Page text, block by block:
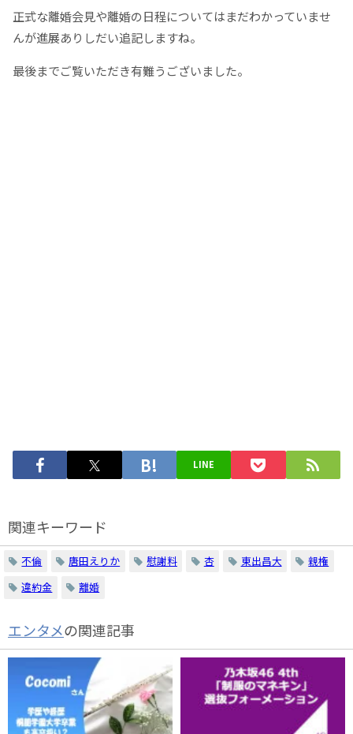
正式な離婚会見や離婚の日程についてはまだわかっていませ
んが進展ありしだい追記しますね。
最後までご覧いただき有難うございました。
LINE
関連キーワード
不倫 唐田えりか 慰謝料 杏 東出昌大
親権
違約金
離婚
エンタメの関連記事